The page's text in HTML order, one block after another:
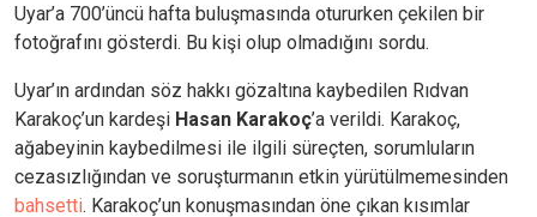
Uyar’a 700’üncü hafta buluşmasında otururken çekilen bir
fotoğrafını gösterdi. Bu kişi olup olmadığını sordu.
Uyar’ın ardından söz hakkı gözaltına kaybedilen Rıdvan
Karakoç’un kardeşi Hasan Karakoç’a verildi. Karakoç,
ağabeyinin kaybedilmesi ile ilgili süreçten, sorumluların
cezasızlığından ve soruşturmanın etkin yürütülmemesinden
bahsetti. Karakoç’un konuşmasından öne çıkan kısımlar